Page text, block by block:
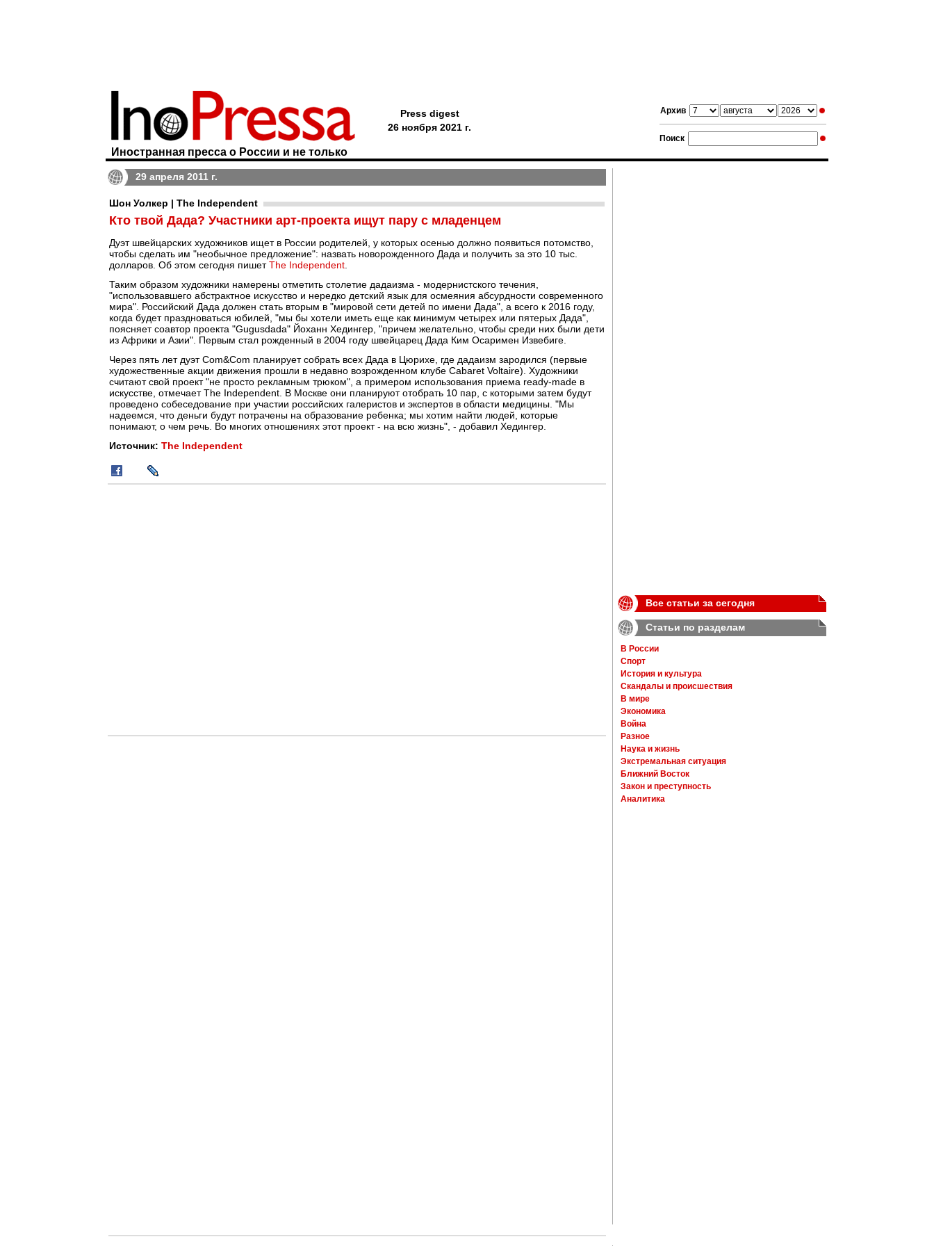
Архив
Поиск
Иностранная пресса о России и не только
Press digest
26 ноября 2021 г.
29 апреля 2011 г.
Шон Уолкер | The Independent
Кто твой Дада? Участники арт-проекта ищут пару с младенцем
Дуэт швейцарских художников ищет в России родителей, у которых осенью должно появиться потомство,
чтобы сделать им "необычное предложение": назвать новорожденного Дада и получить за это 10 тыс.
долларов. Об этом сегодня пишетThe Independent
Таким образом художники намерены отметить столетие дадаизма - модернистского течения,
"использовавшего абстрактное искусство и нередко детский язык для осмеяния абсурдности современного
мира". Российский Дада должен стать вторым в "мировой сети детей по имени Дада", а всего к 2016 году,
когда будет праздноваться юбилей, "мы бы хотели иметь еще как минимум четырех или пятерых Дада",
поясняет соавтор проекта "Gugusdada" Йоханн Хедингер, "причем желательно, чтобы среди них были дети
из Африки и Азии". Первым стал рожденный в 2004 году швейцарец Дада Ким Осаримен Извебиге.
Через пять лет дуэт Com&Com планирует собрать всех Дада в Цюрихе, где дадаизм зародился (первые
художественные акции движения прошли в недавно возрожденном клубе Cabaret Voltaire). Художники
считают свой проект "не просто рекламным трюком", а примером использования приема ready-made в
искусстве, отмечает The Independent. В Москве они планируют отобрать 10 пар, с которыми затем будут
проведено собеседование при участии российских галеристов и экспертов в области медицины. "Мы
надеемся, что деньги будут потрачены на образование ребенка; мы хотим найти людей, которые
понимают, о чем речь. Во многих отношениях этот проект - на всю жизнь", - добавил Хедингер.
Источник: The Independent
Все статьи за сегодня
Статьи по разделам
В России
Спорт
История и культура
Скандалы и происшествия
В мире
Экономика
Война
Разное
Наука и жизнь
Экстремальная ситуация
Ближний Восток
Закон и преступность
Аналитика